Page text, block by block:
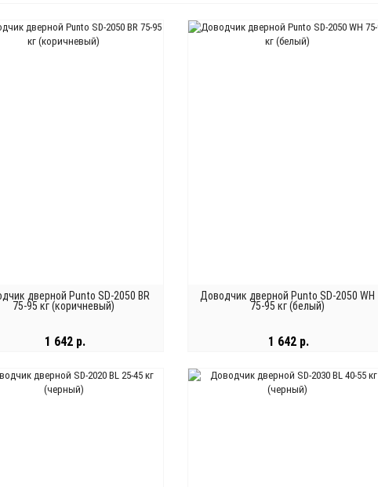
дверной Punto SD-2050 BR
75-95 кг (коричневый)
1 642 р.
В КОРЗИНУ
Доводчик дверной Punto SD-2050 WH
75-95 кг (белый)
1 642 р.
В КОРЗИНУ